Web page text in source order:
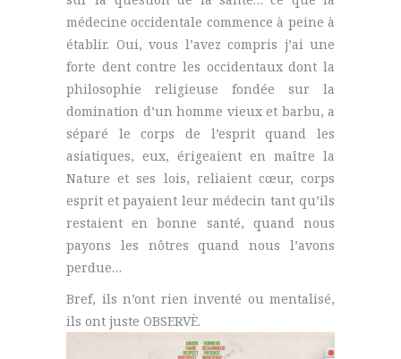
médecine occidentale commence à peine à
établir. Oui, vous l’avez compris j’ai une
forte dent contre les occidentaux dont la
philosophie religieuse fondée sur la
domination d’un homme vieux et barbu, a
séparé le corps de l’esprit quand les
asiatiques, eux, érigeaient en maître la
Nature et ses lois, reliaient cœur, corps
esprit et payaient leur médecin tant qu’ils
restaient en bonne santé, quand nous
payons les nôtres quand nous l’avons
perdue…
Bref, ils n’ont rien inventé ou mentalisé,
ils ont juste OBSERVÈ.